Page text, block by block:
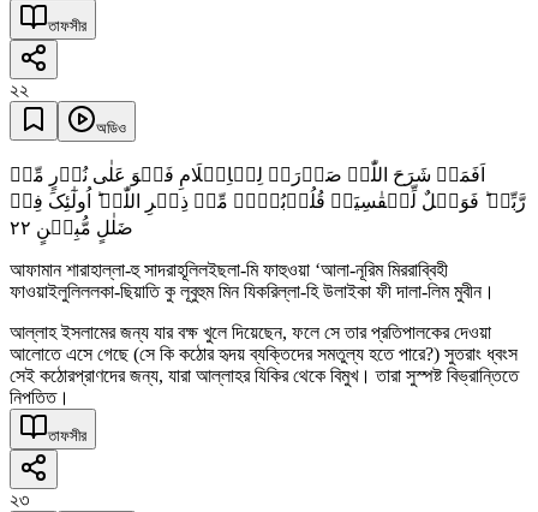
তাফসীর
২২
অডিও
اَفَمَنۡ شَرَحَ اللّٰہُ صَدۡرَہٗ لِلۡاِسۡلَامِ فَہُوَ عَلٰی نُوۡرٍ مِّنۡ
رَّبِّہٖ ؕ فَوَیۡلٌ لِّلۡقٰسِیَۃِ قُلُوۡبُہُمۡ مِّنۡ ذِکۡرِ اللّٰہِ ؕ اُولٰٓئِکَ فِیۡ
ضَلٰلٍ مُّبِیۡنٍ ٢٢
আফামান শারাহাল্লা-হু সাদরাহূলিলইছলা-মি ফাহুওয়া ‘আলা-নূরিম মিররাব্বিহী
ফাওয়াইলুলিললকা-ছিয়াতি কু লূবুহুম মিন যিকরিল্লা-হি উলাইকা ফী দালা-লিম মুবীন।
আল্লাহ ইসলামের জন্য যার বক্ষ খুলে দিয়েছেন, ফলে সে তার প্রতিপালকের দেওয়া
আলোতে এসে গেছে (সে কি কঠোর হৃদয় ব্যক্তিদের সমতুল্য হতে পারে?) সুতরাং ধ্বংস
সেই কঠোরপ্রাণদের জন্য, যারা আল্লাহর যিকির থেকে বিমুখ। তারা সুস্পষ্ট বিভ্রান্তিতে
নিপতিত।
তাফসীর
২৩